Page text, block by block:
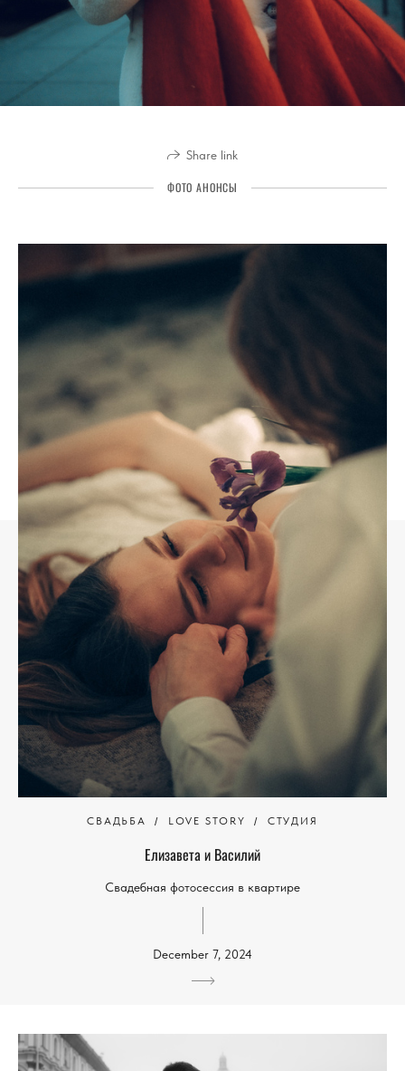
Share link
ФОТО АНОНСЫ
СВАДЬБА LOVE STORY СТУДИЯ
Елизавета и Василий
Свадебная фотосессия в квартире
December 7, 2024